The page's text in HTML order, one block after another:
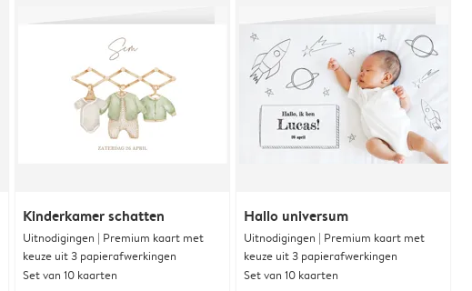
Kinderkamer schatten
Uitnodigingen | Premium kaart met
keuze uit 3 papierafwerkingen
Set van 10 kaarten
Hallo universum
Uitnodigingen | Premium kaart met
keuze uit 3 papierafwerkingen
Set van 10 kaarten